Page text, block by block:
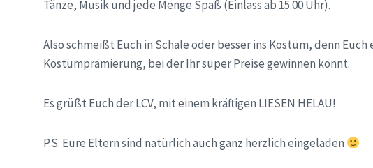
Tänze, Musik und jede Menge Spaß (Einlass ab 15.00 Uhr).
Also schmeißt Euch in Schale oder besser ins Kostüm, denn
Kostümprämierung, bei der Ihr super Preise gewinnen könnt.
Es grüßt Euch der LCV, mit einem kräftigen LIESEN HELAU!
P.S. Eure Eltern sind natürlich auch ganz herzlich eingeladen